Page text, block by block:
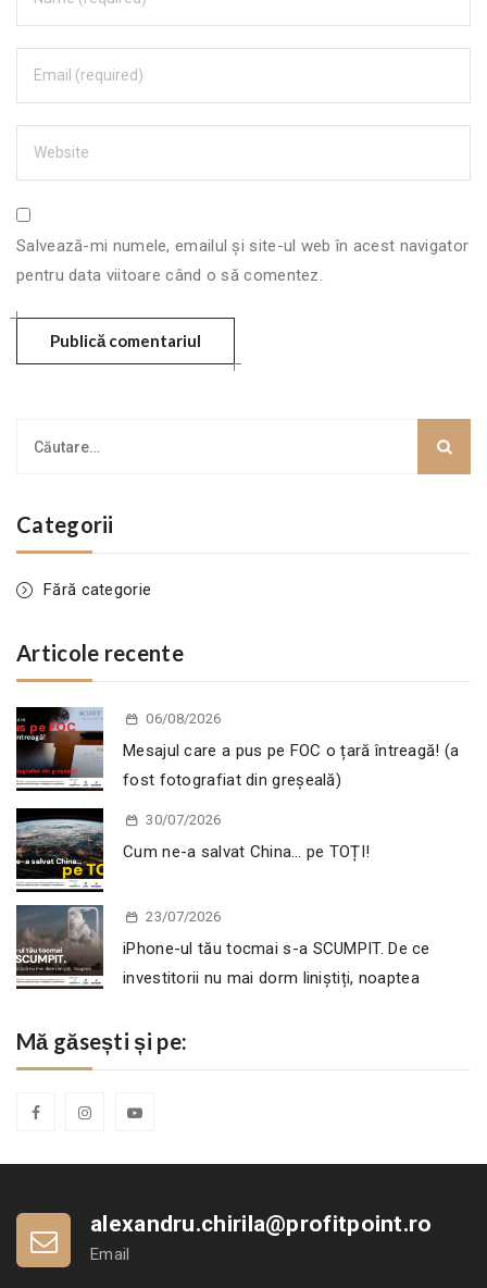
Salvează-mi numele, emailul și site-ul web în acest navigator
pentru data viitoare când o să comentez.
Categorii
Fără categorie
Articole recente
06/08/2026
Mesajul care a pus pe FOC o țară întreagă! (a
fost fotografiat din greșeală)
30/07/2026
Cum ne-a salvat China… pe TOȚI!
23/07/2026
iPhone-ul tău tocmai s-a SCUMPIT. De ce
investitorii nu mai dorm liniștiți, noaptea
Mă găsești și pe:
alexandru.chirila@profitpoint.ro
Email